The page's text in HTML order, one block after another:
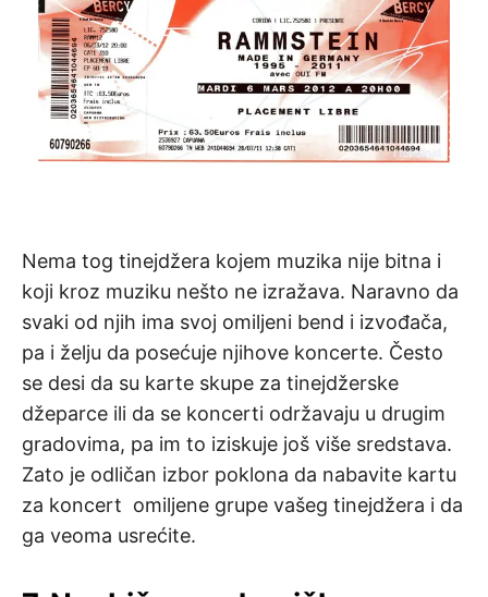
Nema tog tinejdžera kojem muzika nije bitna i
koji kroz muziku nešto ne izražava. Naravno da
svaki od njih ima svoj omiljeni bend i izvođača,
pa i želju da posećuje njihove koncerte. Često
se desi da su karte skupe za tinejdžerske
džeparce ili da se koncerti održavaju u drugim
gradovima, pa im to iziskuje još više sredstava.
Zato je odličan izbor poklona da nabavite kartu
za koncert omiljene grupe vašeg tinejdžera i da
ga veoma usrećite.